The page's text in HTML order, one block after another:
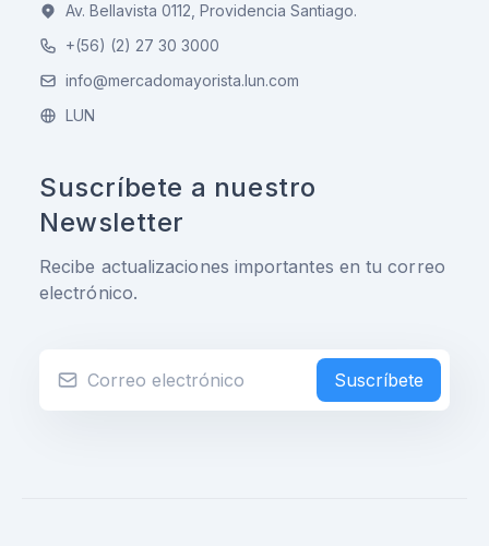
Av. Bellavista 0112, Providencia Santiago.
+(56) (2) 27 30 3000
info@mercadomayorista.lun.com
LUN
Suscríbete a nuestro
Newsletter
Recibe actualizaciones importantes en tu correo
electrónico.
Suscríbete